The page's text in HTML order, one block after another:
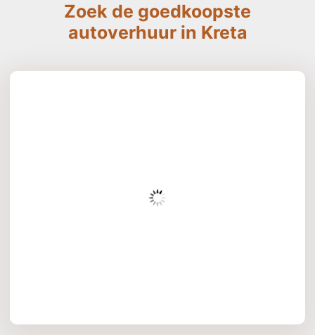
Zoek de goedkoopste
autoverhuur in Kreta